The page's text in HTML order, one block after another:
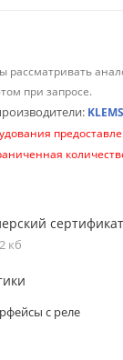
рассматривать
при запросе.
сертификат
кб
с реле